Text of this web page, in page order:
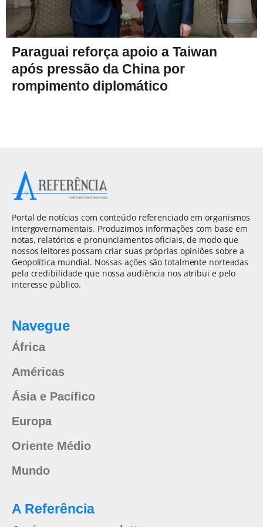
Paraguai reforça apoio a Taiwan
após pressão da China por
rompimento diplomático
Portal de notícias com conteúdo referenciado em organismos
intergovernamentais. Produzimos informações com base em
notas, relatórios e pronunciamentos oficiais, de modo que
nossos leitores possam criar suas próprias opiniões sobre a
Geopolítica mundial. Nossas ações são totalmente norteadas
pela credibilidade que nossa audiência nos atribui e pelo
interesse público.
Navegue
África
Américas
Ásia e Pacífico
Europa
Oriente Médio
Mundo
A Referência